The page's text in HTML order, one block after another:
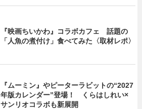
『映画ちいかわ』コラボカフェ 話題の
「人魚の煮付け」食べてみた〈取材レポ〉
『ムーミン』やピーターラビットの“2027
年版カレンダー”登場！ くらはしれい×
サンリオコラボも新展開